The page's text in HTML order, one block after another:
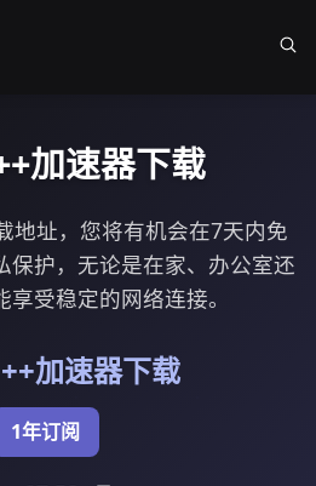
加速器下载
地址，您将有机会在7天内免
保护，无论是在家、办公室还
受稳定的网络连接。
加速器下载
1年订阅